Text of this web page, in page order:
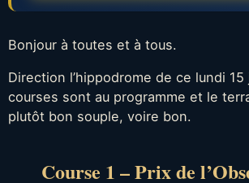
Bonjour à toutes et à tous.
Direction l’hippodrome de ce lundi
courses sont au programme et le
plutôt bon souple, voire bon.
Course 1 – Prix de